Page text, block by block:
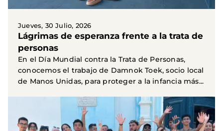
Jueves, 30 Julio, 2026
Lágrimas de esperanza frente a la trata de
personas
En el Día Mundial contra la Trata de Personas,
conocemos el trabajo de Damnok Toek, socio local
de Manos Unidas, para proteger a la infancia más...